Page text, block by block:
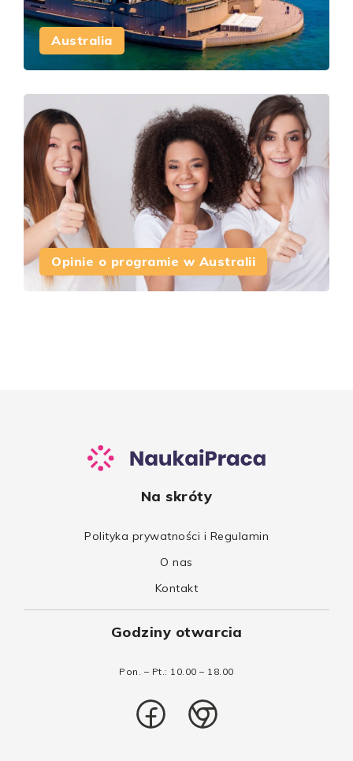
Australia
Opinie o programie w Australii
Na skróty
Polityka prywatności i Regulamin
O nas
Kontakt
Godziny otwarcia
Pon. – Pt.: 10.00 – 18.00